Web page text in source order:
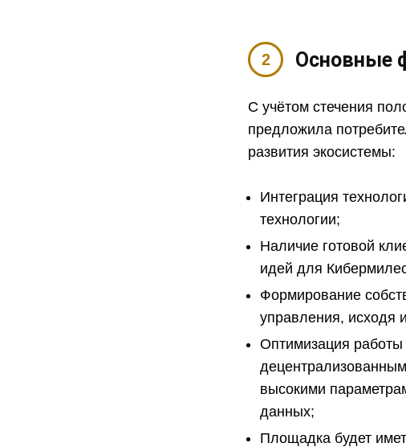
Основные
С учётом стечения
предложила
развития экосистемы:
Интеграция
технологии;
Наличие готовой
идей для
Формирование
управления, исходя
Оптимизация работы
высокими
данных;
Площадка будет